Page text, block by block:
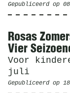
Gepubliceerd op
Rosas
Vier
Voor
juli
Gepubliceerd op